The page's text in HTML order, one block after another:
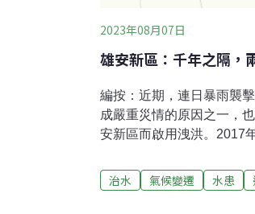
2023年08月07日
雄安新區：千年之隔，
編按：近期，連日暴雨襲
成嚴重災情的原因之一，
安新區而啟用洩洪。2017
續的發展路線，被規劃為
變化，也曾經千瘡百孔。
治水 氣候變遷 水患